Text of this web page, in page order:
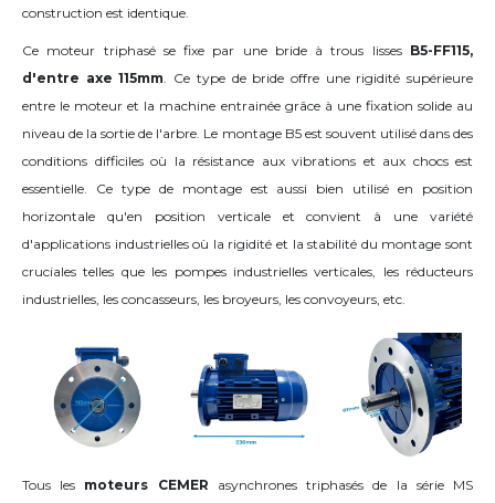
construction est identique.
Ce moteur triphasé se fixe par une bride à trous lisses B5-FF115,
d'entre axe 115mm. Ce type de bride offre une rigidité supérieure
entre le moteur et la machine entrainée grâce à une fixation solide au
niveau de la sortie de l'arbre. Le montage B5 est souvent utilisé dans des
conditions difficiles où la résistance aux vibrations et aux chocs est
essentielle. Ce type de montage est aussi bien utilisé en position
horizontale qu'en position verticale et convient à une variété
d'applications industrielles où la rigidité et la stabilité du montage sont
cruciales telles que les pompes industrielles verticales, les réducteurs
industrielles, les concasseurs, les broyeurs, les convoyeurs, etc.
Tous les moteurs CEMER asynchrones triphasés de la série MS